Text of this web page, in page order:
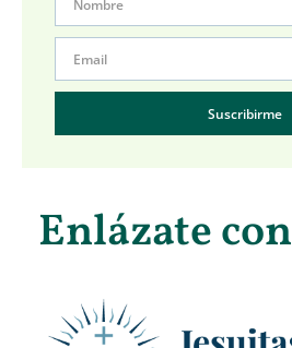
Suscribirme
Enlázate con